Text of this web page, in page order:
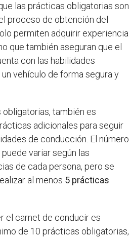
las prácticas obligatorias son
proceso de obtención del
permiten adquirir experiencia
que también aseguran que el
con las habilidades
vehículo de forma segura y
también es
adicionales para seguir
de conducción. El número
variar según las
de cada persona, pero se
al menos 5 prácticas
el carnet de conducir es
de 10 prácticas obligatorias,